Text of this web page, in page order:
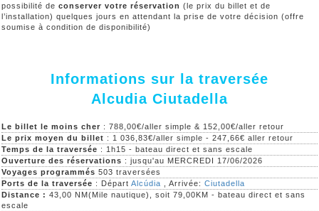
possibilité de conserver votre réservation (le prix du billet et de
l’installation) quelques jours en attendant la prise de votre décision (offre
soumise à condition de disponibilité)
Informations sur la traversée
Alcudia Ciutadella
Le billet le moins cher : 788,00€/aller simple & 152,00€/aller retour
Le prix moyen du billet : 1 036,83€/aller simple - 247,66€ aller retour
Temps de la traversée : 1h15 - bateau direct et sans escale
Ouverture des réservations : jusqu'au MERCREDI 17/06/2026
Voyages programmés 503 traversées
Ports de la traversée : Départ Alcúdia , Arrivée: Ciutadella
Distance : 43,00 NM(Mile nautique), soit 79,00KM - bateau direct et sans
escale